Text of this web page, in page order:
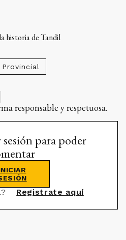
historia de Tandil
responsable y respetuosa.
para poder
Registrate aquí